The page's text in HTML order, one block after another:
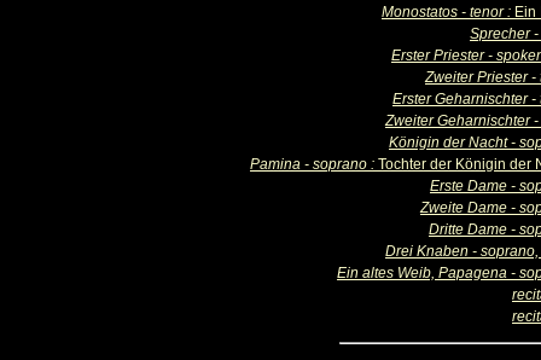
Monostatos - tenor : Ein
Sprecher
Erster Priester -
Zweiter Priester -
Erster Geharnischter -
Zweiter Geharnischter
Königin der Nacht -
Pamina - soprano : Tochter der Königin der
Erste Dame -
Zweite Dame -
Dritte Dame -
Drei Knaben -
Ein altes Weib, Papagena -